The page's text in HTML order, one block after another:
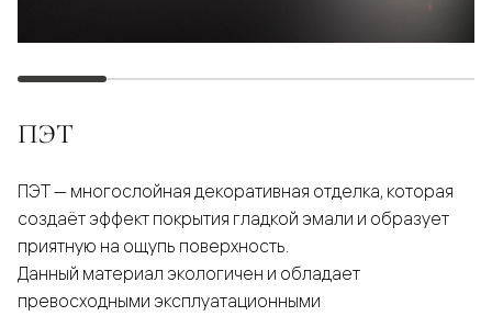
ПЭТ
ПЭТ — многослойная декоративная отделка, которая
создаёт эффект покрытия гладкой эмали и образует
приятную на ощупь поверхность.
Данный материал экологичен и обладает
превосходными эксплуатационными